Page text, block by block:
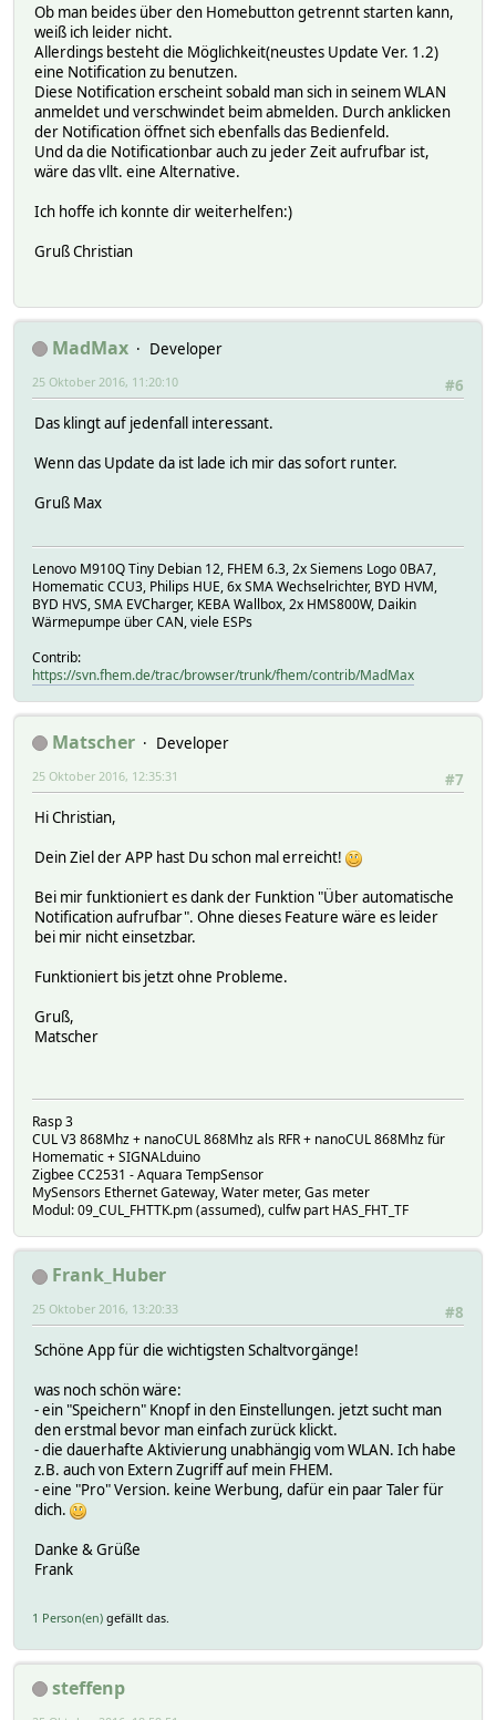
Ob man beides über den Homebutton getrennt starten kann,
weiß ich leider nicht.
Allerdings besteht die Möglichkeit(neustes Update Ver. 1.2)
eine Notification zu benutzen.
Diese Notification erscheint sobald man sich in seinem WLAN
anmeldet und verschwindet beim abmelden. Durch anklicken
der Notification öffnet sich ebenfalls das Bedienfeld.
Und da die Notificationbar auch zu jeder Zeit aufrufbar ist,
wäre das vllt. eine Alternative.
Ich hoffe ich konnte dir weiterhelfen:)
Gruß Christian
MadMax
Developer
#6
25 Oktober 2016, 11:20:10
Das klingt auf jedenfall interessant.
Wenn das Update da ist lade ich mir das sofort runter.
Gruß Max
Lenovo M910Q Tiny Debian 12, FHEM 6.3, 2x Siemens Logo 0BA7,
Homematic CCU3, Philips HUE, 6x SMA Wechselrichter, BYD HVM,
BYD HVS, SMA EVCharger, KEBA Wallbox, 2x HMS800W, Daikin
Wärmepumpe über CAN, viele ESPs
Contrib:
https://svn.fhem.de/trac/browser/trunk/fhem/contrib/MadMax
Matscher
Developer
#7
25 Oktober 2016, 12:35:31
Hi Christian,
Dein Ziel der APP hast Du schon mal erreicht!
Bei mir funktioniert es dank der Funktion "Über automatische
Notification aufrufbar". Ohne dieses Feature wäre es leider
bei mir nicht einsetzbar.
Funktioniert bis jetzt ohne Probleme.
Gruß,
Matscher
Rasp 3
CUL V3 868Mhz + nanoCUL 868Mhz als RFR + nanoCUL 868Mhz für
Homematic + SIGNALduino
Zigbee CC2531 - Aquara TempSensor
MySensors Ethernet Gateway, Water meter, Gas meter
Modul: 09_CUL_FHTTK.pm (assumed), culfw part HAS_FHT_TF
Frank_Huber
#8
25 Oktober 2016, 13:20:33
Schöne App für die wichtigsten Schaltvorgänge!
was noch schön wäre:
- ein "Speichern" Knopf in den Einstellungen. jetzt sucht man
den erstmal bevor man einfach zurück klickt.
- die dauerhafte Aktivierung unabhängig vom WLAN. Ich habe
z.B. auch von Extern Zugriff auf mein FHEM.
- eine "Pro" Version. keine Werbung, dafür ein paar Taler für
dich.
Danke & Grüße
Frank
1 Person(en) gefällt das.
steffenp